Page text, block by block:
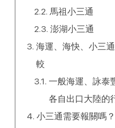
馬祖小三通
澎湖小三通
海運、海快、小三
較
一般海運、詠泰
各自出口大陸的
小三通需要報關嗎？